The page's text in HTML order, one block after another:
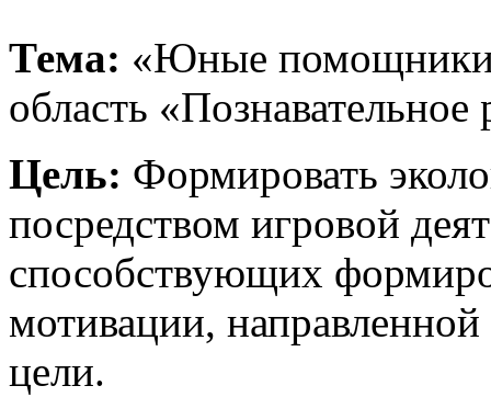
Тема: «Юные помощники
область «Познавательное
Цель: Формировать
посредством игровой
способствующих
мотивации,
цели.